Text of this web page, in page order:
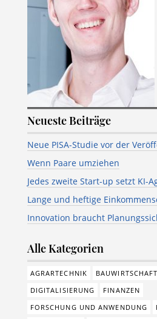
Neueste Beiträge
Neue PISA-Studie vor der
Wenn Paare umziehen
Jedes zweite Start-up setzt KI-
Lange und heftige
Innovation braucht
Alle Kategorien
AGRARTECHNIK BAUWIRTSCHAFT
DIGITALISIERUNG
FINANZEN
FORSCHUNG UND ANWENDUNG